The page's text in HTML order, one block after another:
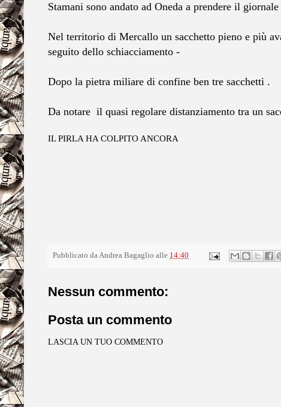
Stamani sono andato ad Oneda a prendere il
Nel territorio di Mercallo un sacchetto pieno e più
seguito dello schiacciamento -
Dopo la pietra miliare di confine ben tre sacchetti .
Da notare il quasi regolare distanziamento tra un
IL PIRLA HA COLPITO ANCORA
Pubblicato daAndrea Bagaglio alle 14:40
Nessun commento:
Posta un commento
LASCIA UN TUO COMMENTO